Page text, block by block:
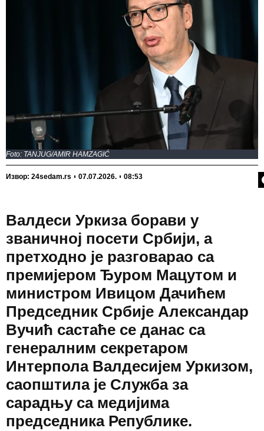
Прва оцена коју добијемо у животу
Foto: TANJUG/AMIR HAMZAGIĆ
Извор: 24sedam.rs 07.07.2026. 08:53
Валдеси Уркиза борави у
званичној посети Србији, а
претходно је разговарао са
премијером Ђуром Мацутом и
министром Ивицом Дачићем
Председник Србије Александар
Вучић састаће се данас са
генералним секретаром
Интерпола Валдесијем Уркизом,
саопштила је Служба за
сарадњу са медијима
председника Републике.